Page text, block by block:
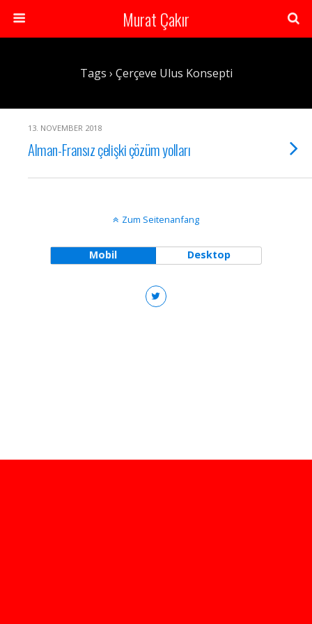
Murat Çakır
Tags › Çerçeve Ulus Konsepti
13. NOVEMBER 2018
Alman-Fransız çelişki çözüm yolları
Zum Seitenanfang
Mobil Desktop